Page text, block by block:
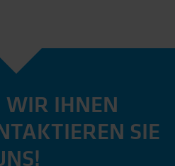
WIR IHNEN
SIE